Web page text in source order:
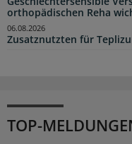
orthopädischen Reha
Zusatznutzten für
06.08.2026
TOP-